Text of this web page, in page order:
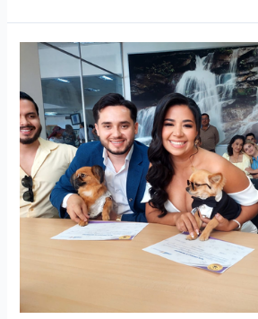
Registro
Civil
del
Ecuador
contabiliza
23.737
matrimonios
en